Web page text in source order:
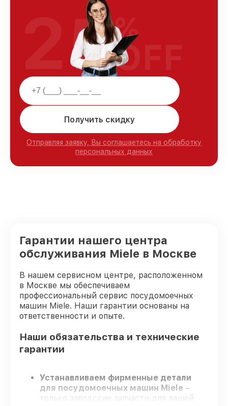
Получить скидку
Отправляя заявку, Вы соглашаетесь на обработку
персональных данных
25%
OFF
Гарантии нашего центра
обслуживания Miele в Москве
В нашем сервисном центре, расположенном
в Москве мы обеспечиваем
профессиональный сервис посудомоечных
машин Miele. Наши гарантии основаны на
ответственности и опыте.
Наши обязательства и технические
гарантии
Устанавливаем фирменные детали
для посудомоечных машин Miele –
только заводские запчасти для вашей